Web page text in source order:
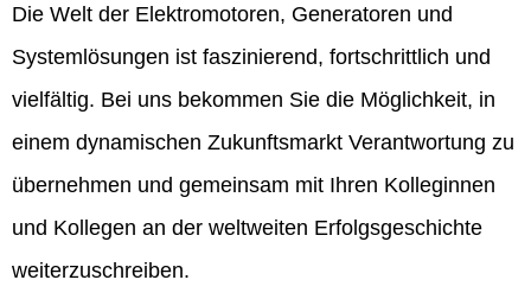
Die Welt der Elektromotoren, Generatoren und
Systemlösungen ist faszinierend, fortschrittlich und
vielfältig. Bei uns bekommen Sie die Möglichkeit, in
einem dynamischen Zukunftsmarkt Verantwortung zu
übernehmen und gemeinsam mit Ihren Kolleginnen
und Kollegen an der weltweiten Erfolgsgeschichte
weiterzuschreiben.